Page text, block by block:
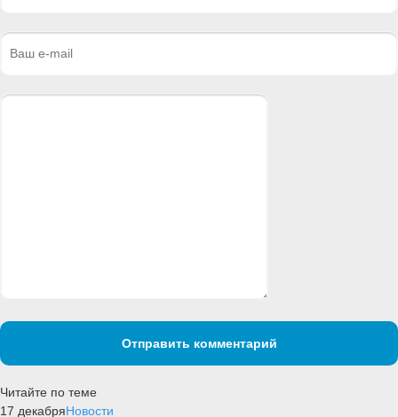
Отправить комментарий
Читайте по теме
17 декабряНовости